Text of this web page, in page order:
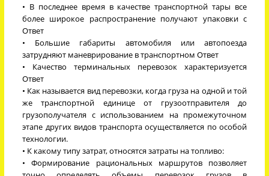
• В последнее время в качестве транспортной тары все
более широкое распространение получают упаковки с
Ответ
• Большие габариты автомобиля или автопоезда
затрудняют маневрирование в транспортном Ответ
• Качество терминальных перевозок характеризуется
Ответ
• Как называется вид перевозки, когда груза на одной и той
же транспортной единице от грузоотправителя до
грузополучателя с использованием на промежуточном
этапе других видов транспорта осуществляется по особой
технологии.
• К какому типу затрат, относятся затраты на топливо:
• Формирование рациональных маршрутов позволяет